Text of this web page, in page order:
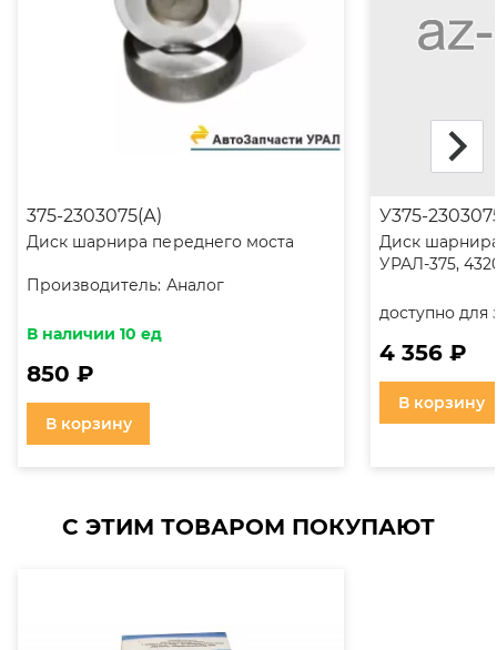
375-2303075(А)
Диск шарнира переднего моста
Производитель: Аналог
В наличии 10 ед
850 ₽
В корзину
У375-
Диск
УРАЛ-375,
доступно для
4 356 ₽
В корзину
С ЭТИМ ТОВАРОМ ПОКУПАЮТ